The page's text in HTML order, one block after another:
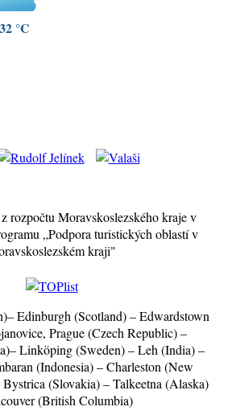
32 °C
rozpočtu Moravskoslezského kraje v
„Podpora turistických oblastí v
kraji"
Edinburgh (Scotland) – Edwardstown
Prague (Czech Republic) –
Linköping (Sweden) – Leh (India) –
(Indonesia) – Charleston (New
Bystrica (Slovakia) – Talkeetna (Alaska)
(British Columbia)